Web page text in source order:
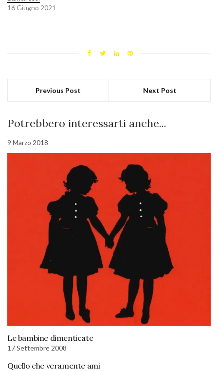
16 Giugno 2021
Previous Post Next Post
Potrebbero interessarti anche...
9 Marzo 2018
Le bambine dimenticate
17 Settembre 2008
Quello che veramente ami